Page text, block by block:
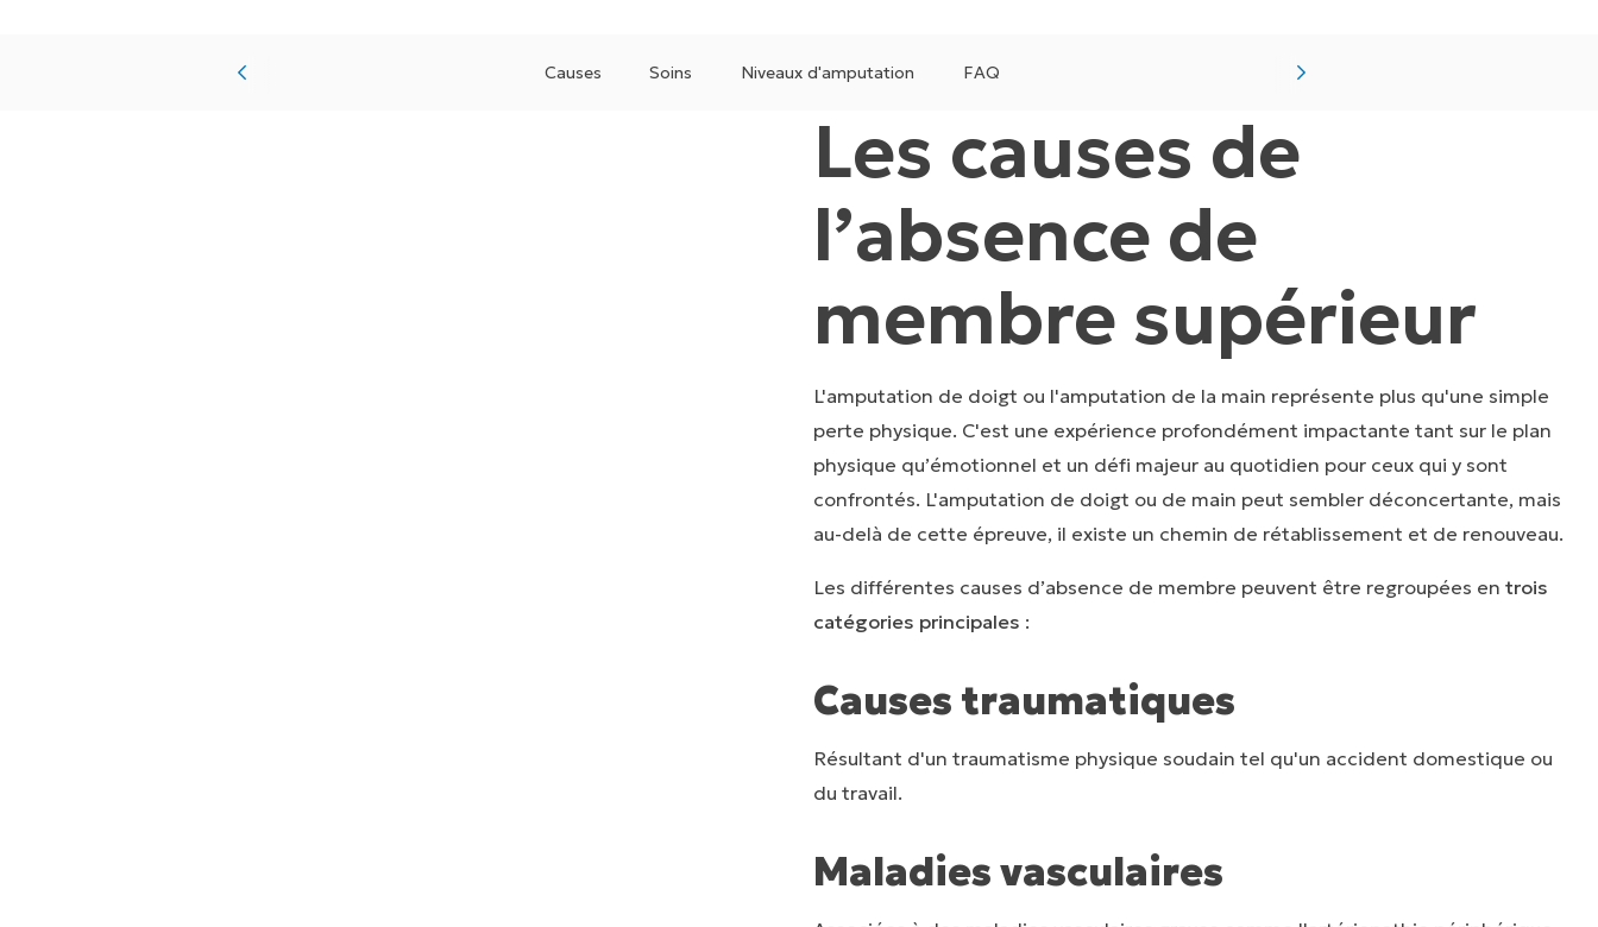
Causes Soins Niveaux d'amputation FAQ
Les causes de
l’absence de
membre supérieur
L'amputation de doigt ou l'amputation de la main représente plus qu'une simple
perte physique. C'est une expérience profondément impactante tant sur le plan
physique qu’émotionnel et un défi majeur au quotidien pour ceux qui y sont
confrontés. L'amputation de doigt ou de main peut sembler déconcertante, mais
au-delà de cette épreuve, il existe un chemin de rétablissement et de renouveau.
Les différentes causes d’absence de membre peuvent être regroupées en trois
catégories principales :
Causes traumatiques
Résultant d'un traumatisme physique soudain tel qu'un accident domestique ou
du travail.
Maladies vasculaires